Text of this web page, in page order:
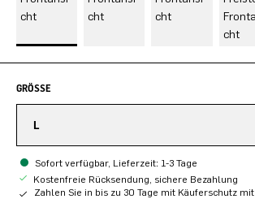
GRÖSSE
L
Sofort verfügbar, Lieferzeit: 1-3 Tage
Kostenfreie Rücksendung, sichere Bezahlung
Zahlen Sie in bis zu 30 Tage mit Käuferschutz mit